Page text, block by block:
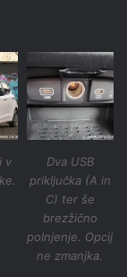
v
Dva USB
priključka (A in
C) ter še
brezžično
polnjenje. Opcij
ne zmanjka.